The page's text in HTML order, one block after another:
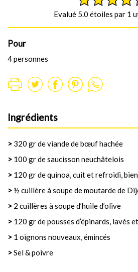
Evalué 5.0 étoiles par 1
Pour
4 personnes
Ingrédients
> 320 gr de viande de bœuf hachée
> 100 gr de saucisson neuchâtelois
> 120 gr de quinoa, cuit et refroidi,
> ½ cuillère à soupe de moutarde de
> 2 cuillères à soupe d’huile d’olive
> 120 gr de pousses d’épinards, lavés
> 1 oignons nouveaux, émincés
>Sel & poivre